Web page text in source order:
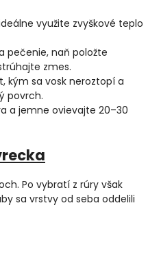
využite zvyškové teplo
pečenie, naň položte
zmes.
kým sa vosk neroztopí a
povrch.
a jemne ovievajte 20–30
Po vybratí z rúry však
sa vrstvy od seba oddelili